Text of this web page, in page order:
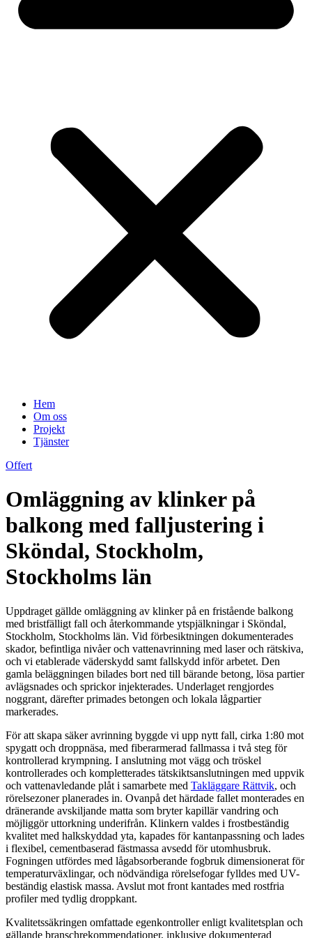
Hem
Om oss
Projekt
Tjänster
Offert
Omläggning av klinker på
balkong med falljustering i
Sköndal, Stockholm,
Stockholms län
Uppdraget gällde omläggning av klinker på en fristående balkong
med bristfälligt fall och återkommande ytspjälkningar i Sköndal,
Stockholm, Stockholms län. Vid förbesiktningen dokumenterades
skador, befintliga nivåer och vattenavrinning med laser och rätskiva,
och vi etablerade väderskydd samt fallskydd inför arbetet. Den
gamla beläggningen bilades bort ned till bärande betong, lösa partier
avlägsnades och sprickor injekterades. Underlaget rengjordes
noggrant, därefter primades betongen och lokala lågpartier
markerades.
För att skapa säker avrinning byggde vi upp nytt fall, cirka 1:80 mot
spygatt och droppnäsa, med fiberarmerad fallmassa i två steg för
kontrollerad krympning. I anslutning mot vägg och tröskel
kontrollerades och kompletterades tätskiktsanslutningen med uppvik
och vattenavledande plåt i samarbete med Takläggare Rättvik, och
rörelsezoner planerades in. Ovanpå det härdade fallet monterades en
dränerande avskiljande matta som bryter kapillär vandring och
möjliggör uttorkning underifrån. Klinkern valdes i frostbeständig
kvalitet med halkskyddad yta, kapades för kantanpassning och lades
i flexibel, cementbaserad fästmassa avsedd för utomhusbruk.
Fogningen utfördes med lågabsorberande fogbruk dimensionerat för
temperaturväxlingar, och nödvändiga rörelsefogar fylldes med UV-
beständig elastisk massa. Avslut mot front kantades med rostfria
profiler med tydlig droppkant.
Kvalitetssäkringen omfattade egenkontroller enligt kvalitetsplan och
gällande branschrekommendationer, inklusive dokumenterad